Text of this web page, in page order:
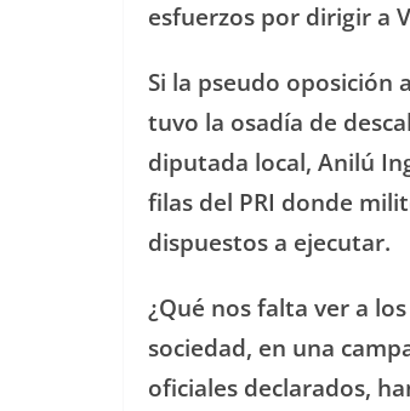
esfuerzos por dirigir a
Si la pseudo oposición
tuvo la osadía de
diputada local, Anilú
filas del PRI donde
dispuestos a ejecutar.
¿Qué nos falta ver a
sociedad, en una
oficiales declarados,